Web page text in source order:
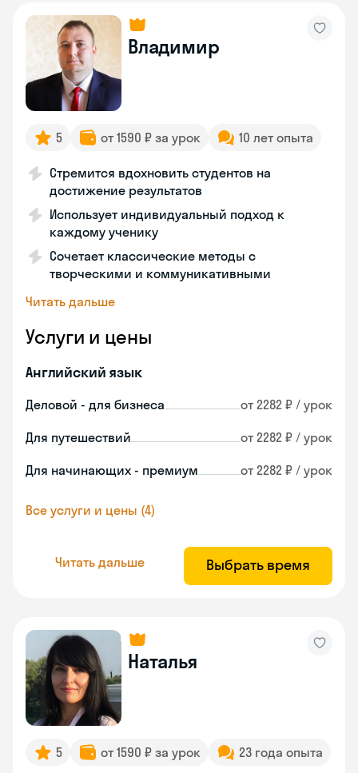
Владимир
5 от 1590 ₽ за урок 10 лет опыта
Стремится вдохновить студентов на
достижение результатов
Использует индивидуальный подход к
каждому ученику
Сочетает классические методы с
творческими и коммуникативными
Читать дальше
Услуги и цены
Английский язык
Деловой - для бизнеса от 2282 ₽ / урок
Для путешествий от 2282 ₽ / урок
Для начинающих - премиум от 2282 ₽ / урок
Все услуги и цены (4)
Читать дальше Выбрать время
Наталья
5 от 1590 ₽ за урок 23 года опыта